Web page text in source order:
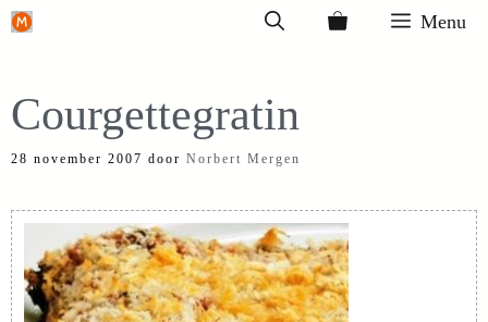
Ga
inhoud
Menu
Courgettegratin
28 november 2007 door Norbert Mergen